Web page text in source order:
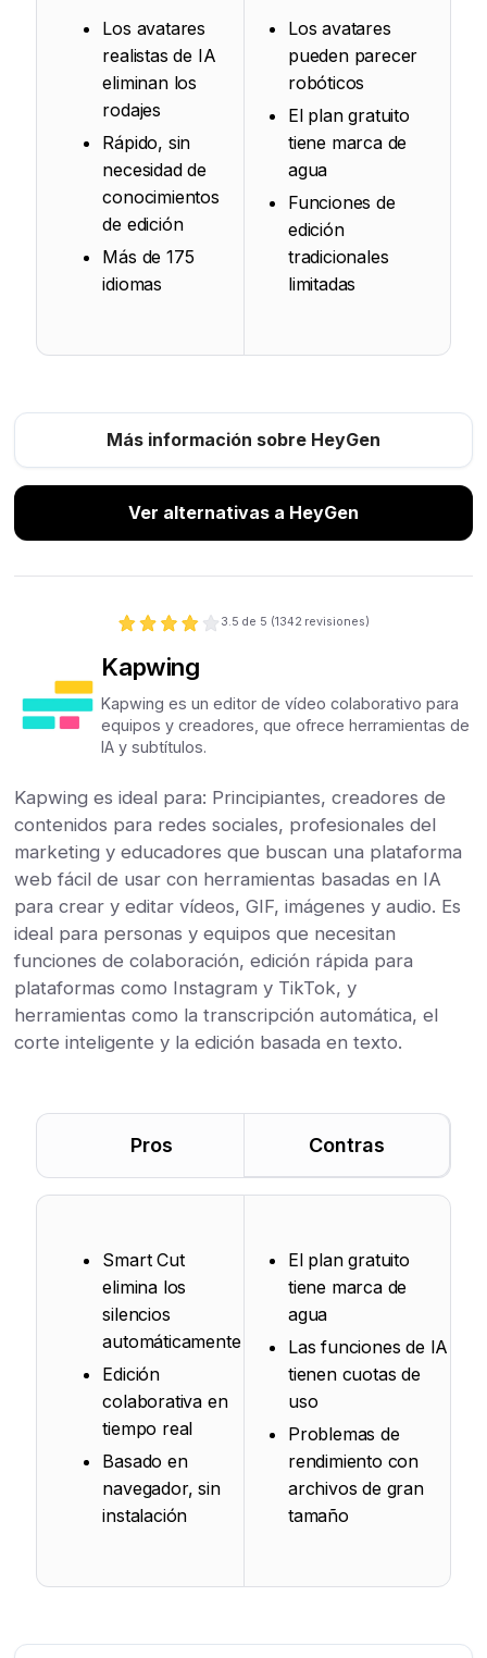
Los avatares
realistas de IA
eliminan los
rodajes
Rápido, sin
necesidad de
conocimientos
de edición
Más de 175
idiomas
Los avatares
pueden parecer
robóticos
El plan gratuito
tiene marca de
agua
Funciones de
edición
tradicionales
limitadas
Más información sobre HeyGen
Ver alternativas a HeyGen
3.5 de 5 (1342 revisiones)
Kapwing
Kapwing es un editor de vídeo colaborativo para
equipos y creadores, que ofrece herramientas de
IA y subtítulos.
Kapwing es ideal para: Principiantes, creadores de
contenidos para redes sociales, profesionales del
marketing y educadores que buscan una plataforma
web fácil de usar con herramientas basadas en IA
para crear y editar vídeos, GIF, imágenes y audio. Es
ideal para personas y equipos que necesitan
funciones de colaboración, edición rápida para
plataformas como Instagram y TikTok, y
herramientas como la transcripción automática, el
corte inteligente y la edición basada en texto.
Pros Contras
Smart Cut
elimina los
silencios
automáticamente
Edición
colaborativa en
tiempo real
Basado en
navegador, sin
instalación
El plan gratuito
tiene marca de
agua
Las funciones de IA
tienen cuotas de
uso
Problemas de
rendimiento con
archivos de gran
tamaño